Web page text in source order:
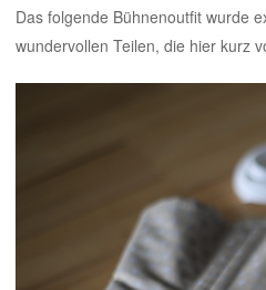
Das folgende Bühnenoutfit wurde
wundervollen Teilen, die hier kurz